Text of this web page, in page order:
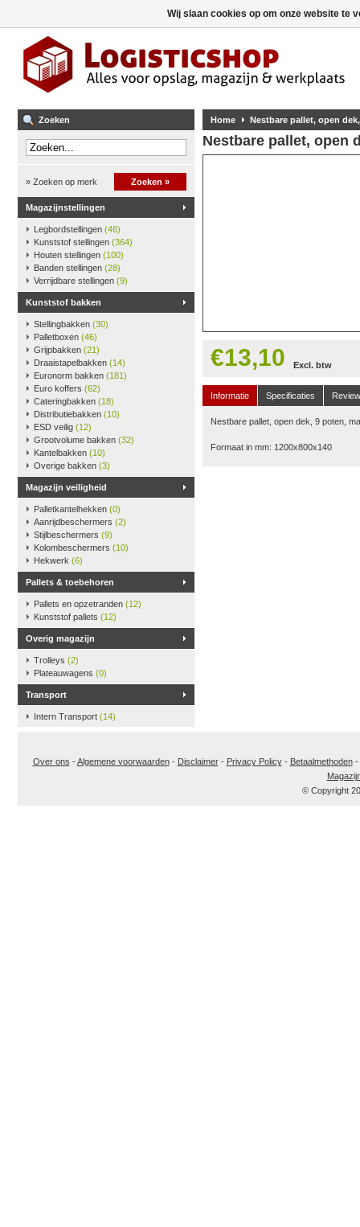
Zoeken
» Zoeken op merk Zoeken »
Magazijnstellingen
Legbordstellingen (46)
Kunststof stellingen (364)
Houten stellingen (100)
Banden stellingen (28)
Verrijdbare stellingen (9)
Kunststof bakken
Stellingbakken (30)
Palletboxen (46)
Grijpbakken (21)
Draaistapelbakken (14)
Euronorm bakken (181)
Euro koffers (62)
Cateringbakken (18)
Distributiebakken (10)
ESD veilig (12)
Grootvolume bakken (32)
Kantelbakken (10)
Overige bakken (3)
Magazijn veiligheid
Palletkantelhekken (0)
Aanrijdbeschermers (2)
Stijlbeschermers (9)
Kolombeschermers (10)
Hekwerk (6)
Pallets & toebehoren
Pallets en opzetranden (12)
Kunststof pallets (12)
Overig magazijn
Trolleys (2)
Plateauwagens (0)
Transport
Intern Transport (14)
Home Nestbare pallet, open
Nestbare pallet, open
€13,10 Excl. btw
Informatie Specificaties
Nestbare pallet, open dek, 9 poten,
Formaat in mm: 1200x800x140
Over ons -Algemene voorwaarden- Disclaimer- Privacy Policy- Betaalmethoden-
© Copyright
Wij slaan cookies op om onze website te